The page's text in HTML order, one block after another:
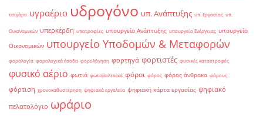
τσιγάρο υγραέριο υδρογόνο υπ. Ανάπτυξης υπ. Εργασίας υπ.
Οικονομικών υπερκέρδη υποτροφίες υπουργείο Ανάπτυξης υπουργείο Ενέργειας υπουργείο
Οικονομικών υπουργείο Υποδομών & Μεταφορών
φορολογία φορολογικά έσοδα φορολόγηση φορτηγά φορτιστές φυσικές καταστροφές
φυσικό αέριο φωτιά φωτοβολταϊκά φόροι φόρος φόρος άνθρακα φόρους
φόρτιση χρονοκαθυστέρηση ψηφιακά εργαλεία ψηφιακή κάρτα εργασίας ψηφιακό
πελατολόγιο ωράριο